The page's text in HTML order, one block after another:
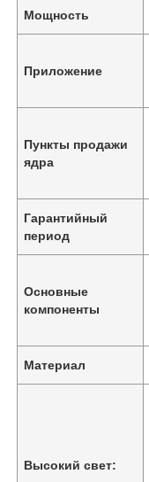
Мощность
Приложение
Пункты продажи
ядра
Гарантийный
период
Основные
компоненты
Материал
Высокий свет: